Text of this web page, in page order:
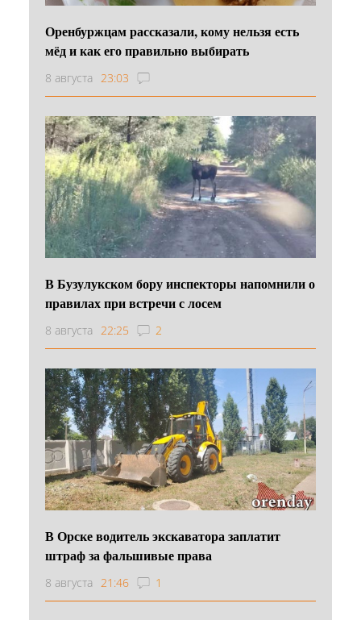
Оренбуржцам рассказали, кому нельзя есть
мёд и как его правильно выбирать
8 августа 23:03
В Бузулукском бору инспекторы напомнили о
правилах при встречи с лосем
8 августа 22:25 2
В Орске водитель экскаватора заплатит
штраф за фальшивые права
8 августа 21:46 1